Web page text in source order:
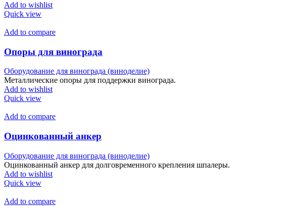
Add to wishlist
Quick view
Add to compare
Опоры для винограда
Оборудование для винограда (виноделие)
Металлические опоры для поддержки винограда.
Add to wishlist
Quick view
Add to compare
Оцинкованный анкер
Оборудование для винограда (виноделие)
Оцинкованный анкер для долговременного крепления шпалеры.
Add to wishlist
Quick view
Add to compare